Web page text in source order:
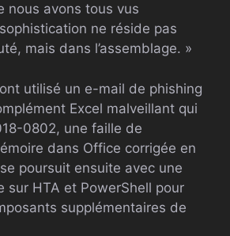
nous avons tous vus
ne réside pas
mais dans l’assemblage. »
utilisé un e-mail de phishing
Excel malveillant qui
0802, une faille de
dans Office corrigée en
poursuit ensuite avec une
sur HTA et PowerShell pour
supplémentaires de